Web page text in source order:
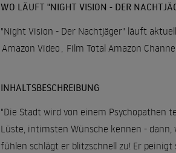
WO LÄUFT "NIGHT VISION - DER
"Night Vision - Der Nachtjäger" läuft
Amazon Video , Film Total Amazon Channel
INHALTSBESCHREIBUNG
"Die Stadt wird von einem Psychopathen
Lüste, intimsten Wünsche kennen -
fühlen schlägt er blitzschnell zu! Er